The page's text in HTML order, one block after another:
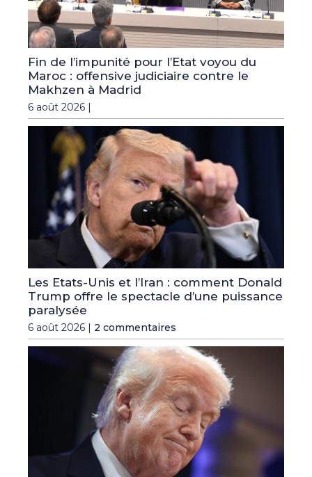
Fin de l’impunité pour l’Etat voyou du
Maroc : offensive judiciaire contre le
Makhzen à Madrid
6 août 2026 |
Les Etats-Unis et l’Iran : comment Donald
Trump offre le spectacle d’une puissance
paralysée
6 août 2026 | 2 commentaires